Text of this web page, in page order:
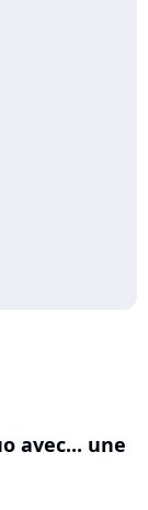
avec... une